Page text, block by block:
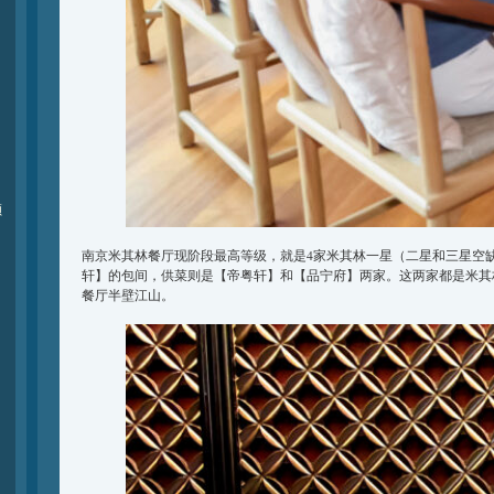
南京米其林餐厅现阶段最高等级，就是4家米其林一星（二星和三星空
轩】的包间，供菜则是【帝粤轩】和【品宁府】两家。这两家都是米
餐厅半壁江山。